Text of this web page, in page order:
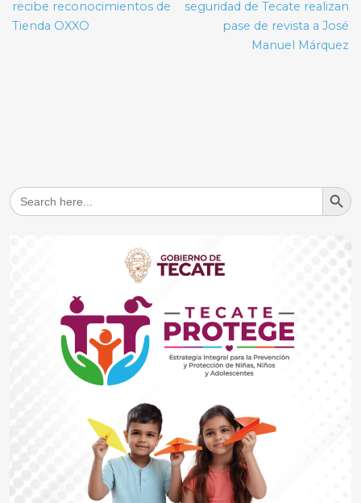
entradas
recibe reconocimientos de
Tienda OXXO
seguridad de Tecate realizan
pase de revista a José
Manuel Márquez
Search
for:
Search